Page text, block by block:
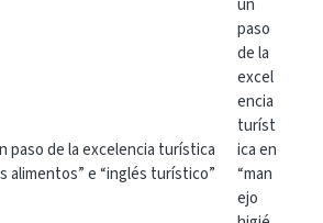
paso de la excelencia turística
alimentos” e “inglés turístico”